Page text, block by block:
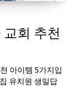
회 추천
아이템 5가지입
유치원 생일답